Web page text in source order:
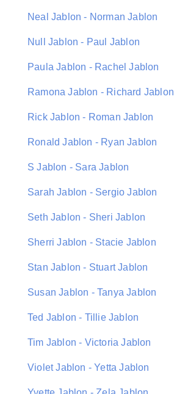
Neal Jablon - Norman Jablon
Null Jablon - Paul Jablon
Paula Jablon - Rachel Jablon
Ramona Jablon - Richard Jablon
Rick Jablon - Roman Jablon
Ronald Jablon - Ryan Jablon
S Jablon - Sara Jablon
Sarah Jablon - Sergio Jablon
Seth Jablon - Sheri Jablon
Sherri Jablon - Stacie Jablon
Stan Jablon - Stuart Jablon
Susan Jablon - Tanya Jablon
Ted Jablon - Tillie Jablon
Tim Jablon - Victoria Jablon
Violet Jablon - Yetta Jablon